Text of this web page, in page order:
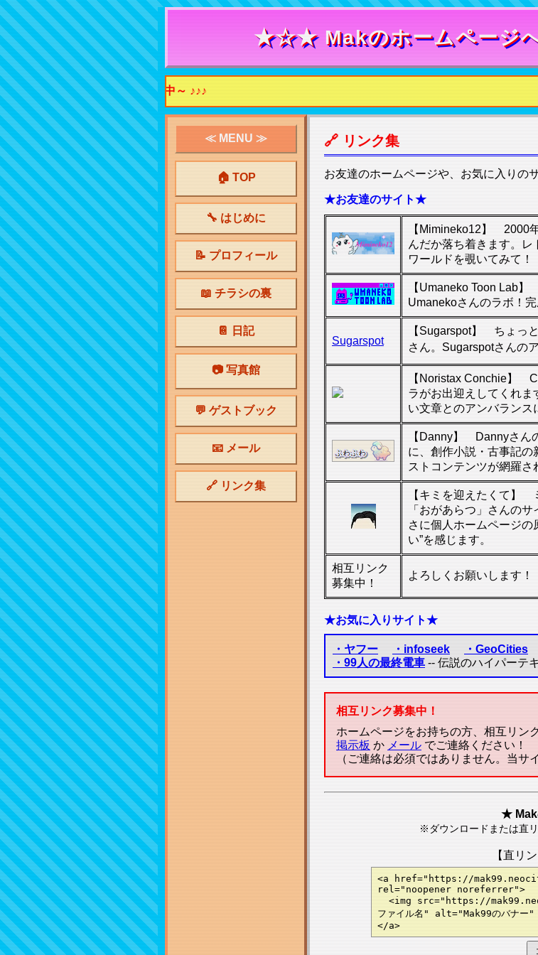
★☆★ Makのホームページ
クしてね！ 相互リンク募集中～ ♪♪♪
≪ MENU ≫
🏠 TOP
🔧 はじめに
📝 プロフィール
📖 チラシの裏
📔 日記
📷 写真館
💬 ゲストブック
📧 メール
🔗 リンク集
🔗 リンク集
お友達のホームページや、お気に入りの
★お友達のサイト★
【Mimineko12】 2000
んだか落ち着きます。
ワールドを覗いてみて！
【Umaneko Toon Lab
Umanekoさんのラボ！
Sugarspot
【Sugarspot】 ちょっ
さん。Sugarspotさんの
【Noristax Conchie】
ラがお出迎えしてくれ
い文章とのアンバランス
【Danny】 Dannyさん
に、創作小説・古事記の
ストコンテンツが網羅さ
【キミを迎えたくて】
「おがあらつ」さんの
さに個人ホームページの
い”を感じます。
相互リンク
募集中！
よろしくお願いします！
★お気に入りサイト★
・ヤフー ・infoseek ・GeoCities
・99人の最終電車-- 伝説のハイパーテ
相互リンク募集中！
ホームページをお持ちの方、相互リン
掲示板 か メール でご連絡ください！
（ご連絡は必須ではありません。当サ
★
※ダウンロードまたは直
【直リ
<a href="https://
rel="noopener noreferrer">
<img src="https://
ファイル名" alt="Mak99のバナ
</a>